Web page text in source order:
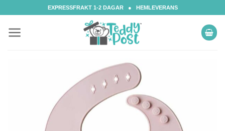
to
EXPRESSFRAKT 1-2 DAGAR ● HEMLEVERANS